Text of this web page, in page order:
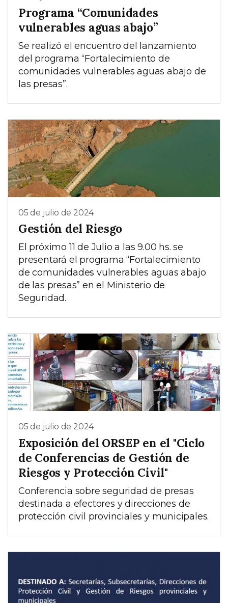
Programa “Comunidades
vulnerables aguas abajo”
Se realizó el encuentro del lanzamiento
del programa “Fortalecimiento de
comunidades vulnerables aguas abajo de
las presas”.
05 de julio de 2024
Gestión del Riesgo
El próximo 11 de Julio a las 9.00 hs. se
presentará el programa “Fortalecimiento
de comunidades vulnerables aguas abajo
de las presas” en el Ministerio de
Seguridad.
05 de julio de 2024
Exposición del ORSEP en el "Ciclo
de Conferencias de Gestión de
Riesgos y Protección Civil"
Conferencia sobre seguridad de presas
destinada a efectores y direcciones de
protección civil provinciales y municipales.